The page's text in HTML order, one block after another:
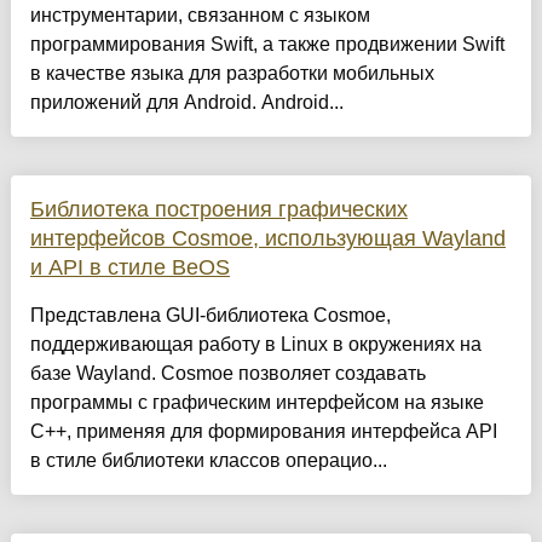
инструментарии, связанном с языком
программирования Swift, а также продвижении Swift
в качестве языка для разработки мобильных
приложений для Android. Android...
Библиотека построения графических
интерфейсов Cosmoe, использующая Wayland
и API в стиле BeOS
Представлена GUI-библиотека Cosmoe,
поддерживающая работу в Linux в окружениях на
базе Wayland. Cosmoe позволяет создавать
программы с графическим интерфейсом на языке
C++, применяя для формирования интерфейса API
в стиле библиотеки классов операцио...